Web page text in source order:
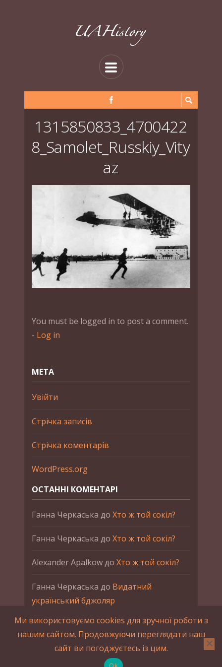
1315850833_4700422
8_Samolet_Russkiy_Vity
az
You must be logged in to post a comment.
- Log in
МЕТА
Увійти
Стрічка записів
Стрічка коментарів
WordPress.org
ОСТАННІ КОМЕНТАРІ
Ганна Черкаська до Хто ж той сокіл?
Ганна Черкаська до Хто ж той сокіл?
Alexander Apalkowдо Хто ж той сокіл?
Ганна Черкаська до Видатний
український бджоляр
Ганна ЧеркаськадоПетро Франко
2015-2023 © UAHistory Всі права застережено.
При використанні матеріалів сайта обов'язкове
Ми використовуємо cookies для зручної роботи з
нашим сайтом. Продовжуючи переглядати наш
сайт ви погоджуєтесь із цим.
Ok